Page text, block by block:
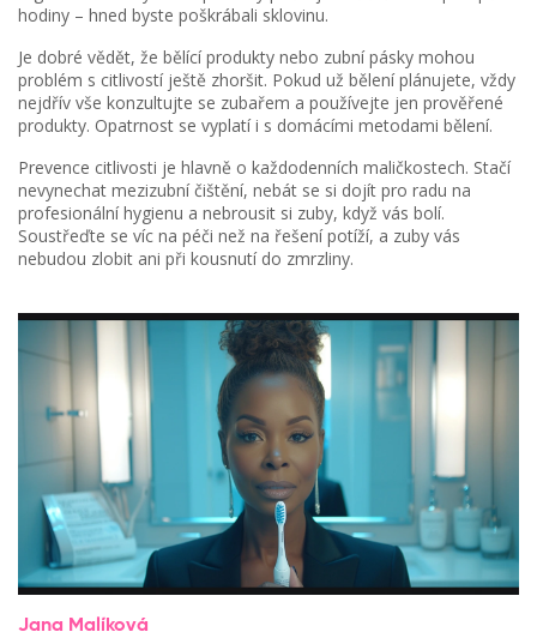
hodiny – hned byste poškrábali sklovinu.
Je dobré vědět, že bělící produkty nebo zubní pásky mohou
problém s citlivostí ještě zhoršit. Pokud už bělení plánujete, vždy
nejdřív vše konzultujte se zubařem a používejte jen prověřené
produkty. Opatrnost se vyplatí i s domácími metodami bělení.
Prevence citlivosti je hlavně o každodenních maličkostech. Stačí
nevynechat mezizubní čištění, nebát se si dojít pro radu na
profesionální hygienu a nebrousit si zuby, když vás bolí.
Soustřeďte se víc na péči než na řešení potíží, a zuby vás
nebudou zlobit ani při kousnutí do zmrzliny.
Jana Malíková